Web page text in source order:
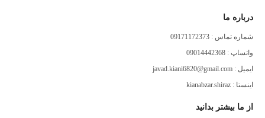
درباره ما
شماره تماس : 09171172373
واتساپ : 09014442368
ایمیل : javad.kiani6820@gmail.com
اینستا : kianabzar.shiraz
از ما بیشتر بدانید